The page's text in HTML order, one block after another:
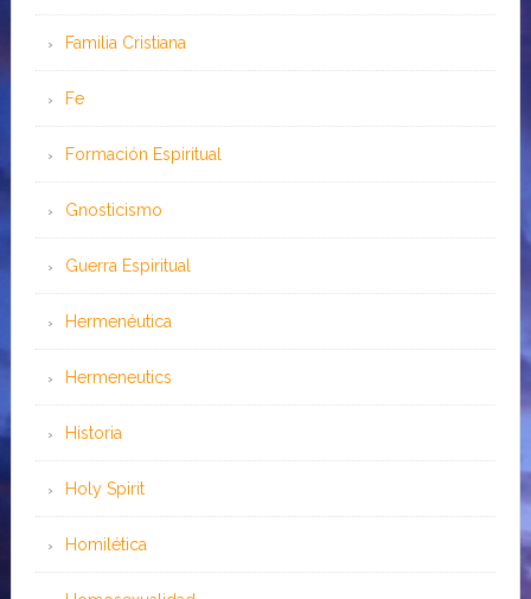
Familia Cristiana
Fe
Formación Espiritual
Gnosticismo
Guerra Espiritual
Hermenéutica
Hermeneutics
Historia
Holy Spirit
Homilética